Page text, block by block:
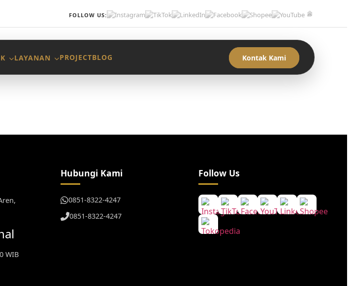
FOLLOW US:
LAYANAN PROJECTBLOG Kontak Kami
WIB
Hubungi Kami
0851-8322-4247
0851-8322-4247
Follow Us